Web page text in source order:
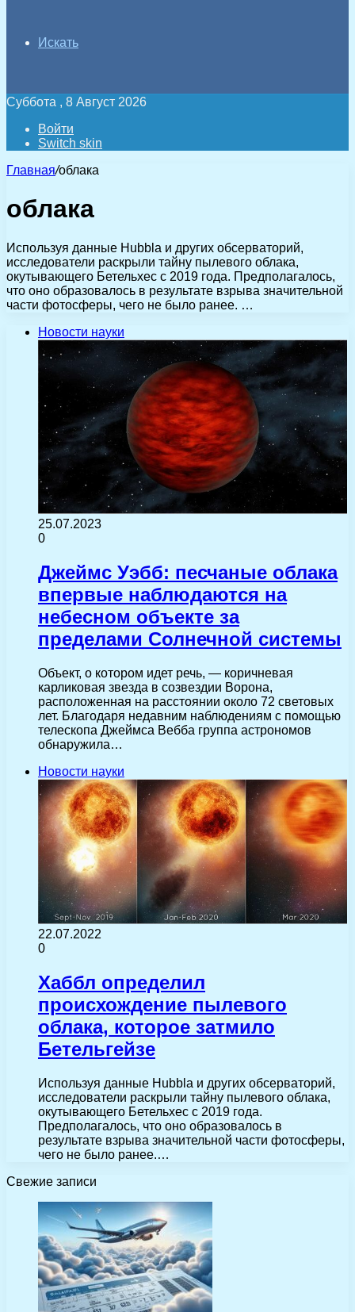
Искать
Суббота , 8 Август 2026
Войти
Switch skin
Главная/облака
облака
Используя данные Hubbla и других обсерваторий,
исследователи раскрыли тайну пылевого облака,
окутывающего Бетельхес с 2019 года. Предполагалось,
что оно образовалось в результате взрыва значительной
части фотосферы, чего не было ранее. …
Новости науки
25.07.2023
0
Джеймс Уэбб: песчаные облака
впервые наблюдаются на
небесном объекте за
пределами Солнечной системы
Объект, о котором идет речь, — коричневая
карликовая звезда в созвездии Ворона,
расположенная на расстоянии около 72 световых
лет. Благодаря недавним наблюдениям с помощью
телескопа Джеймса Вебба группа астрономов
обнаружила…
Новости науки
22.07.2022
0
Хаббл определил
происхождение пылевого
облака, которое затмило
Бетельгейзе
Используя данные Hubbla и других обсерваторий,
исследователи раскрыли тайну пылевого облака,
окутывающего Бетельхес с 2019 года.
Предполагалось, что оно образовалось в
результате взрыва значительной части фотосферы,
чего не было ранее.…
Свежие записи